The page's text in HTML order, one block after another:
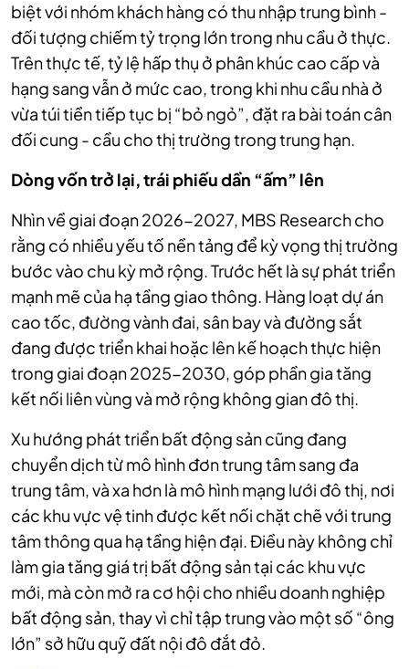
biệt với nhóm khách hàng có thu nhập trung bình -
đối tượng chiếm tỷ trọng lớn trong nhu cầu ở thực.
Trên thực tế, tỷ lệ hấp thụ ở phân khúc cao cấp và
hạng sang vẫn ở mức cao, trong khi nhu cầu nhà ở
vừa túi tiền tiếp tục bị “bỏ ngỏ”, đặt ra bài toán cân
đối cung - cầu cho thị trường trong trung hạn.
Dòng vốn trở lại, trái phiếu dần “ấm” lên
Nhìn về giai đoạn 2026-2027, MBS Research cho
rằng có nhiều yếu tố nền tảng để kỳ vọng thị trường
bước vào chu kỳ mở rộng. Trước hết là sự phát triển
mạnh mẽ của hạ tầng giao thông. Hàng loạt dự án
cao tốc, đường vành đai, sân bay và đường sắt
đang được triển khai hoặc lên kế hoạch thực hiện
trong giai đoạn 2025-2030, góp phần gia tăng
kết nối liên vùng và mở rộng không gian đô thị.
Xu hướng phát triển bất động sản cũng đang
chuyển dịch từ mô hình đơn trung tâm sang đa
trung tâm, và xa hơn là mô hình mạng lưới đô thị, nơi
các khu vực vệ tinh được kết nối chặt chẽ với trung
tâm thông qua hạ tầng hiện đại. Điều này không chỉ
làm gia tăng giá trị bất động sản tại các khu vực
mới, mà còn mở ra cơ hội cho nhiều doanh nghiệp
bất động sản, thay vì chỉ tập trung vào một số “ông
lớn” sở hữu quỹ đất nội đô đắt đỏ.